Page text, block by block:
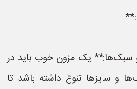
سبک‌ها:** یک مزون خوب باید در
و سایزها تنوع داشته باشد تا